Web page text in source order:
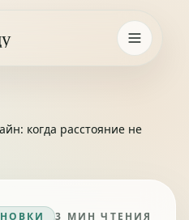
когда расстояние не
3 МИН ЧТЕНИЯ